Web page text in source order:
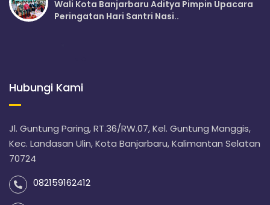
Wali Kota Banjarbaru Aditya Pimpin Upacara
Peringatan Hari Santri Nasi..
Hubungi Kami
Jl. Guntung Paring, RT.36/RW.07, Kel. Guntung Manggis,
Kec. Landasan Ulin, Kota Banjarbaru, Kalimantan Selatan
70724
082159162412